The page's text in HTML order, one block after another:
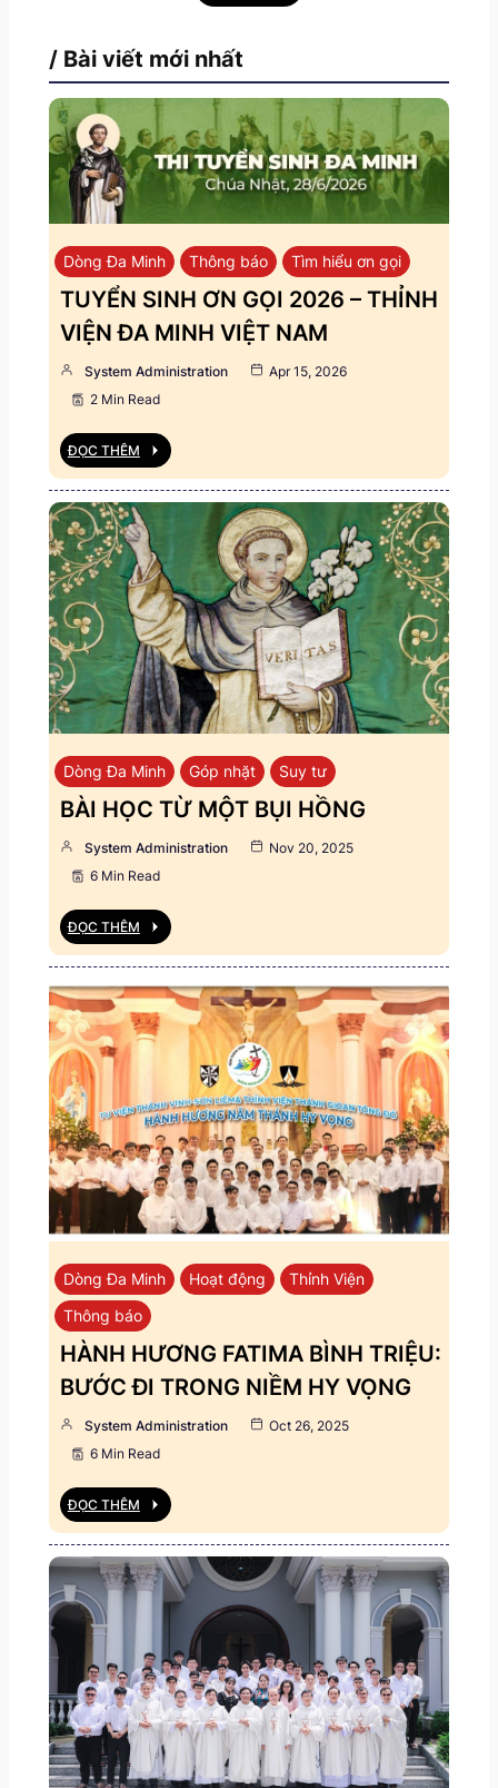
/ Bài viết mới nhất
Dòng Đa Minh Thông báo Tìm hiểu ơn gọi
TUYỂN SINH ƠN GỌI 2026 – THỈNH
VIỆN ĐA MINH VIỆT NAM
System Administration
Apr 15, 2026
2 Min Read
ĐỌC THÊM
Dòng Đa Minh Góp nhặt Suy tư
BÀI HỌC TỪ MỘT BỤI HỒNG
System Administration
Nov 20, 2025
6 Min Read
ĐỌC THÊM
Dòng Đa Minh Hoạt động
Thỉnh Viện
Thông báo
HÀNH HƯƠNG FATIMA BÌNH TRIỆU:
BƯỚC ĐI TRONG NIỀM HY VỌNG
System Administration
Oct 26, 2025
6 Min Read
ĐỌC THÊM